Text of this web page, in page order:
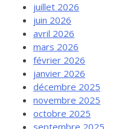
juillet 2026
juin 2026
avril 2026
mars 2026
février 2026
janvier 2026
décembre 2025
novembre 2025
octobre 2025